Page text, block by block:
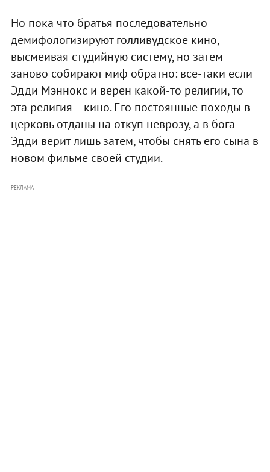
Но пока что братья последовательно
демифологизируют голливудское кино,
высмеивая студийную систему, но затем
заново собирают миф обратно: все-таки если
Эдди Мэннокс и верен какой-то религии, то
эта религия – кино. Его постоянные походы в
церковь отданы на откуп неврозу, а в бога
Эдди верит лишь затем, чтобы снять его сына в
новом фильме своей студии.
РЕКЛАМА